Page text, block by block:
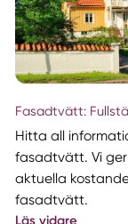
Fasadtvätt:
Hitta all
fasadtvätt. Vi
aktuella
fasadtvätt.
Läs vidare